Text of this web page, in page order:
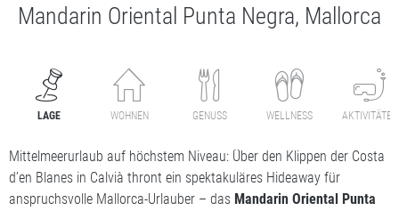
Mandarin Oriental Punta Negra, Mallorca
LAGE WOHNEN GENUSS WELLNESS AKTIVITÄTEN
Mittelmeerurlaub auf höchstem Niveau: Über den Klippen der Costa
d’en Blanes in Calvià thront ein spektakuläres Hideaway für
anspruchsvolle Mallorca-Urlauber – das Mandarin Oriental Punta